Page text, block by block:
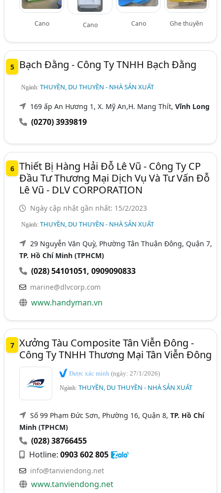
Cano Cano Cano Ghe thuyền
5 Bạch Đằng - Công Ty TNHH Bạch Đằng
Ngành:THUYỀN, DU THUYỀN - NHÀ SẢN XUẤT
169 ấp An Hương 1, X. Mỹ An,H. Mang Thít,Vĩnh Long
(0270) 3939819
6 Thiết Bị Hàng Hải Đỗ Lê Vũ - Công Ty CP
Đầu Tư Thương Mại Dịch Vụ Và Tư Vấn Đỗ
Lê Vũ - DLV CORPORATION
Ngày cập nhật gần nhất: 15/2/2023
Ngành:THUYỀN, DU THUYỀN - NHÀ SẢN XUẤT
29 Nguyễn Văn Quỳ, Phường Tân Thuận Đông, Quận 7,
TP. Hồ Chí Minh (TPHCM)
(028) 54101051,0909090833
marine@dlvcorp.com
www.handyman.vn
7 Xưởng Tàu Composite Tân Viễn Đông -
Công Ty TNHH Thương Mại Tân Viễn Đông
Được xác minh(ngày: 27/1/2026)
Ngành:THUYỀN, DU THUYỀN - NHÀ SẢN XUẤT
Số 99 Phạm Đức Sơn, Phường 16, Quận 8,TP. Hồ Chí
Minh (TPHCM)
(028) 38766455
Hotline:0903 602 805
info@tanviendong.net
www.tanviendong.net